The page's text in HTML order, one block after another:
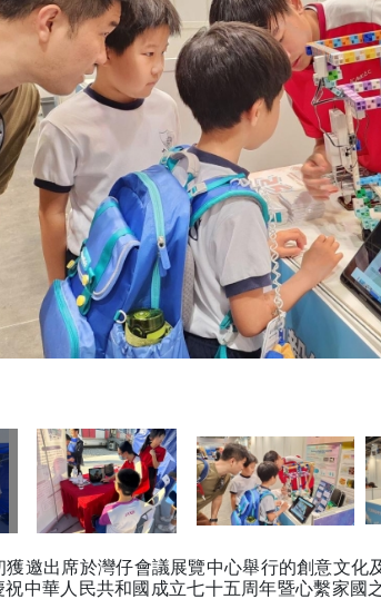
獲邀出席於灣仔會議展覽中心舉行的創意文
中華人民共和國成立七十五周年暨心繫家